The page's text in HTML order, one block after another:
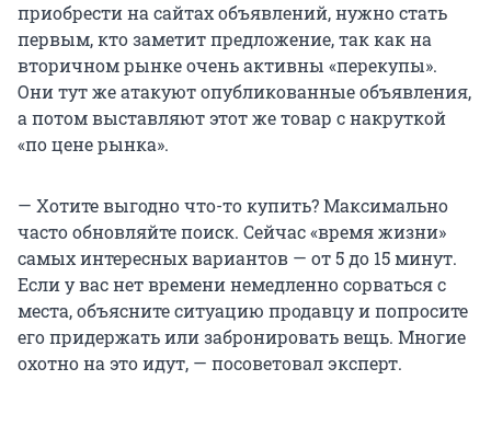
приобрести на сайтах объявлений, нужно стать
первым, кто заметит предложение, так как на
вторичном рынке очень активны «перекупы».
Они тут же атакуют опубликованные объявления,
а потом выставляют этот же товар с накруткой
«по цене рынка».
— Хотите выгодно что-то купить? Максимально
часто обновляйте поиск. Сейчас «время жизни»
самых интересных вариантов — от 5 до 15 минут.
Если у вас нет времени немедленно сорваться с
места, объясните ситуацию продавцу и попросите
его придержать или забронировать вещь. Многие
охотно на это идут, — посоветовал эксперт.